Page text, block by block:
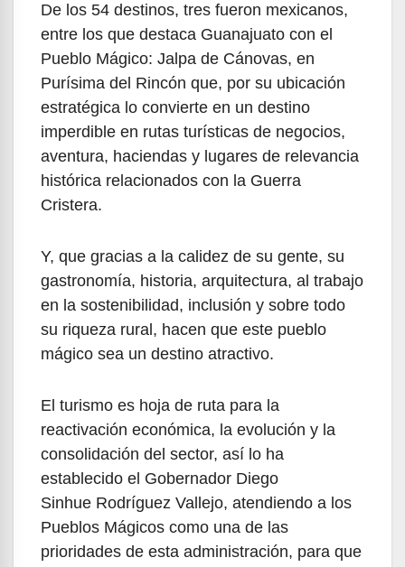
De los 54 destinos, tres fueron mexicanos,
entre los que destaca Guanajuato con el
Pueblo Mágico: Jalpa de Cánovas, en
Purísima del Rincón que, por su ubicación
estratégica lo convierte en un destino
imperdible en rutas turísticas de negocios,
aventura, haciendas y lugares de relevancia
histórica relacionados con la Guerra
Cristera.
Y, que gracias a la calidez de su gente, su
gastronomía, historia, arquitectura, al trabajo
en la sostenibilidad, inclusión y sobre todo
su riqueza rural, hacen que este pueblo
mágico sea un destino atractivo.
El turismo es hoja de ruta para la
reactivación económica, la evolución y la
consolidación del sector, así lo ha
establecido el Gobernador Diego
Sinhue Rodríguez Vallejo, atendiendo a los
Pueblos Mágicos como una de las
prioridades de esta administración, para que